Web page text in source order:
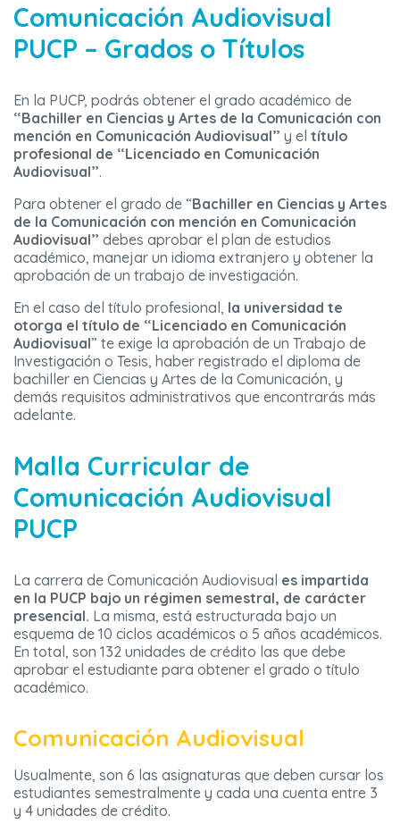
Comunicación Audiovisual
PUCP – Grados o Títulos
En la PUCP, podrás obtener el grado académico de
“Bachiller en Ciencias y Artes de la Comunicación con
mención en Comunicación Audiovisual” y el título
profesional de “Licenciado en Comunicación
Audiovisual”.
Para obtener el grado de “Bachiller en Ciencias y Artes
de la Comunicación con mención en Comunicación
Audiovisual” debes aprobar el plan de estudios
académico, manejar un idioma extranjero y obtener la
aprobación de un trabajo de investigación.
En el caso del título profesional, la universidad te
otorga el título de “Licenciado en Comunicación
Audiovisual” te exige la aprobación de un Trabajo de
Investigación o Tesis, haber registrado el diploma de
bachiller en Ciencias y Artes de la Comunicación, y
demás requisitos administrativos que encontrarás más
adelante.
Malla Curricular de
Comunicación Audiovisual
PUCP
La carrera de Comunicación Audiovisual es impartida
en la PUCP bajo un régimen semestral, de carácter
presencial. La misma, está estructurada bajo un
esquema de 10 ciclos académicos o 5 años académicos.
En total, son 132 unidades de crédito las que debe
aprobar el estudiante para obtener el grado o título
académico.
Comunicación Audiovisual
Usualmente, son 6 las asignaturas que deben cursar los
estudiantes semestralmente y cada una cuenta entre 3
y 4 unidades de crédito.